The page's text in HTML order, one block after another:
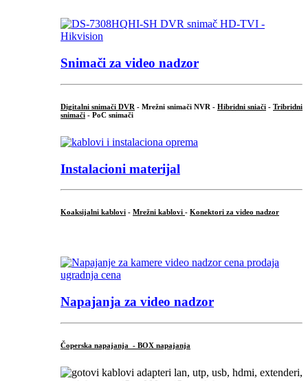
Snimači za video nadzor
Digitalni snimači DVR - Mrežni snimači NVR - Hibridni sniači - Tribridni
snimači - PoC snimači
Instalacioni materijal
Koaksijalni kablovi - Mrežni kablovi - Konektori za video nadzor
Napajanja za video nadzor
Čoperska napajanja - BOX napajanja